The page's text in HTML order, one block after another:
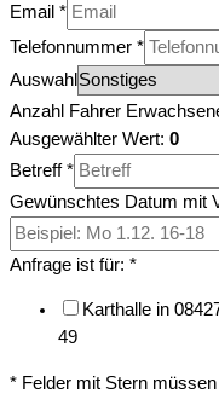
Email *
Telefonnummer *
Auswahl
Anzahl Fahrer
Ausgewählter Wert: 0
Betreff*
Gewünschtes Datum mit
Anfrage ist für: *
Karthalle in
49
* Felder mit Stern